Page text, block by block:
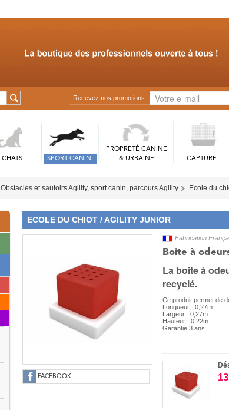
Recevez nos promotions
CHATS SPORT CANIN
PROPRETÉ CANINE
& URBAINE
CAPTURE
Obstacles et sautoirs Agility, sport canin, parcours Agility. Ecole du
ECOLE DU CHIOT / AGILITY JUNIOR
FACEBOOK
Fabrication
Boite à
La boite à
recyclé.
Ce produit permet de
Longueur : 0,27m
Largeur : 0,27m
Hauteur : 0,22m
Garantie 3 ans